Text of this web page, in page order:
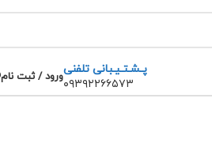
پـشـتـیـبانی تلفنی
۰۹۳۹۲۲۶۶۵۷۳ورود / ثبت نام